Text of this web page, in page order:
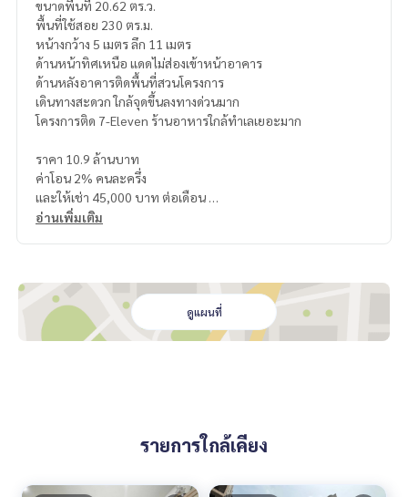
ขนาดพื้นที่ 20.62 ตร.ว.
พื้นที่ใช้สอย 230 ตร.ม.
หน้างกว้าง 5 เมตร ลึก 11 เมตร
ด้านหน้าทิศเหนือ แดดไม่ส่องเข้าหน้าอาคาร
ด้านหลังอาคารติดพื้นที่สวนโครงการ
เดินทางสะดวก ใกล้จุดขึ้นลงทางด่วนมาก
โครงการติด 7-Eleven ร้านอาหารใกล้ทำเลเยอะมาก
ราคา 10.9 ล้านบาท
ค่าโอน 2% คนละครึ่ง
เเละให้เช่า 45,000 บาท ต่อเดือน
ติดต่อ น้องบี เบอร์โทร064-182-6999
สนใจ เช่า – ซื้อ ติดต่อ Line ID: @superb-estate
https://lin.ee/luSfAxh
อ่านเพิ่มเติม
ดูแผนที่
รายการใกล้เคียง